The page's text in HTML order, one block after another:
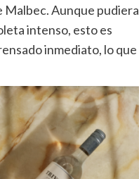
Malbec. Aunque pudiera
intenso, esto es
inmediato, lo que